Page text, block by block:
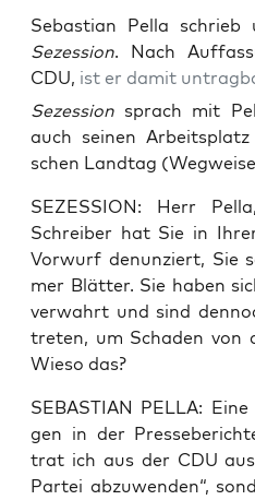
Sebastian Pella
Sezession. Nach
CDU, ist er damit
Sezes­si­on sprach mit
auch sei­nen
schen Land­tag
SEZESSION: Herr
Schrei­ber hat Sie in
Vor­wurf denun­ziert, Sie
mer Blät­ter. Sie haben
ver­wahrt und sind
tre­ten, um Scha­den von
Wie­so das?
SEBASTIAN PELLA:
gen in der
trat ich aus der CDU
Par­tei abzu­wen­den“,